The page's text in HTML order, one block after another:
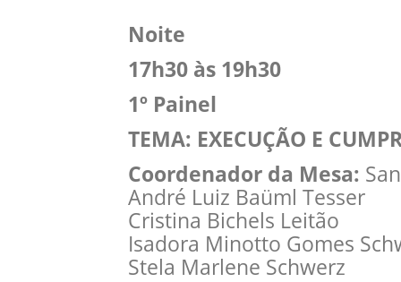
Noite
17h30 às 19h30
1º Painel
TEMA: EXECUÇÃO E
Coordenador da Mesa:
André Luiz Baüml Tesser
Cristina Bichels Leitão
Isadora Minotto Gomes
Stela Marlene Schwerz